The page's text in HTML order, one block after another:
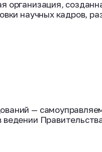
организация,
научных кадров,
—